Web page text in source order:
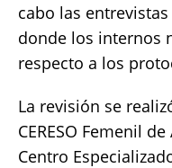
cabo las
donde los internos
respecto a los
La revisión se
CERESO Femenil
Centro